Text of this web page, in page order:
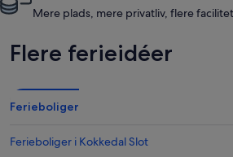
Mere plads, mere privatliv, flere
Flere ferieidéer
Ferieboliger
Ferieboliger i Kokkedal Slot